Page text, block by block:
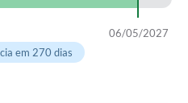
06/05/2027
em 270 dias